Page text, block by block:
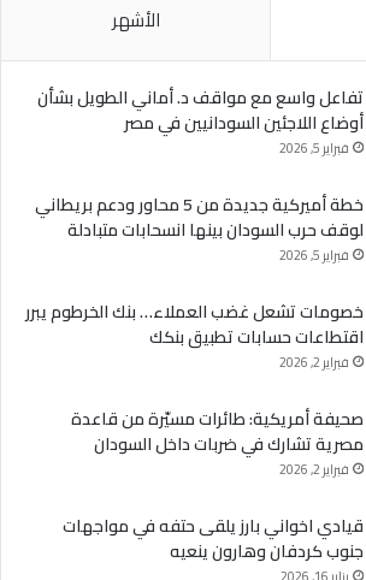
الأشهر
تفاعل واسع مع مواقف د. أماني الطويل بشأن
أوضاع اللاجئين السودانيين في مصر
فبراير 5, 2026
خطة أميركية جديدة من 5 محاور ودعم بريطاني
لوقف حرب السودان بينها انسحابات متبادلة
فبراير 5, 2026
خصومات تشعل غضب العملاء… بنك الخرطوم يبرر
اقتطاعات حسابات تطبيق بنكك
فبراير 2, 2026
صحيفة أمريكية: طائرات مسيّرة من قاعدة
مصرية تشارك في ضربات داخل السودان
فبراير 2, 2026
قيادي اخواني بارز يلقى حتفه في مواجهات
جنوب كردفان وهارون ينعيه